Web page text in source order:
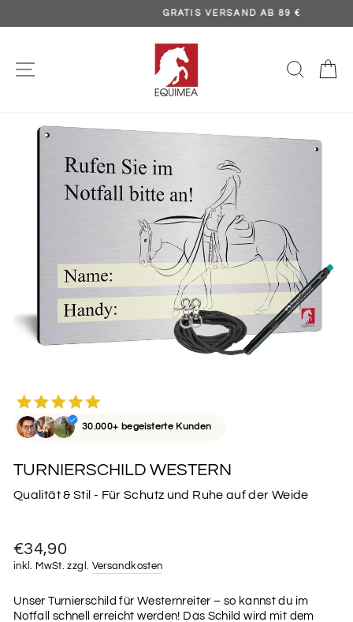
Pause
Diashow
GRATIS VERSAND AB 89 €
SEITENNAVIGATION
30.000+ begeisterte Kunden
TURNIERSCHILD WESTERN
Qualität & Stil - Für Schutz und Ruhe auf der Weide
Normaler
Preis
€34,90
inkl. MwSt. zzgl. Versandkosten
Unser Turnierschild für Westernreiter – so kannst du im
Notfall schnell erreicht werden! Das Schild wird mit dem